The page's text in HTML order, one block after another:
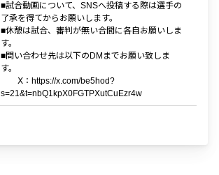
■試合動画について、SNSへ投稿する際は選手の
了承を得てからお願いします。
■休憩は試合、審判が無い合間に各自お願いしま
す。
■問い合わせ先は以下のDMまでお願い致しま
す。
Ⅹ：https://x.com/be5hod?
s=21&t=nbQ1kpX0FGTPXutCuEzr4w